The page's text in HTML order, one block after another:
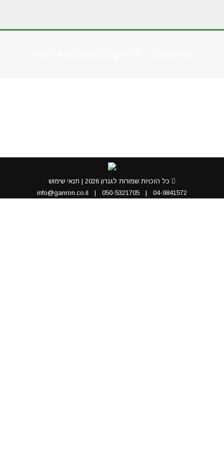
כל הזכויות שמורות לגנרון 2026 |
תנאי שימוש
04-9841572
|
050-5321705
|
info@ganron.co.il